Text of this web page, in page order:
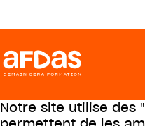
Notre site utilise des